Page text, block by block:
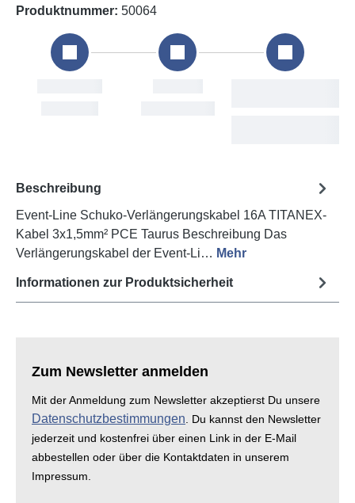
Produktnummer: 50064
Beschreibung
Event-Line Schuko-Verlängerungskabel 16A TITANEX-
Kabel 3x1,5mm² PCE Taurus Beschreibung Das
Verlängerungskabel der Event-Li… Mehr
Informationen zur Produktsicherheit
Zum Newsletter anmelden
Mit der Anmeldung zum Newsletter akzeptierst Du unsere
Datenschutzbestimmungen . Du kannst den Newsletter
jederzeit und kostenfrei über einen Link in der E-Mail
abbestellen oder über die Kontaktdaten in unserem
Impressum.